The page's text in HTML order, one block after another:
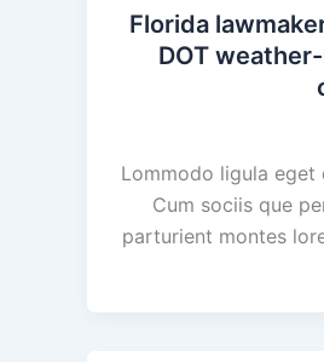
Florida
DOT
Lommodo ligula eget
Cum sociis que
parturient montes